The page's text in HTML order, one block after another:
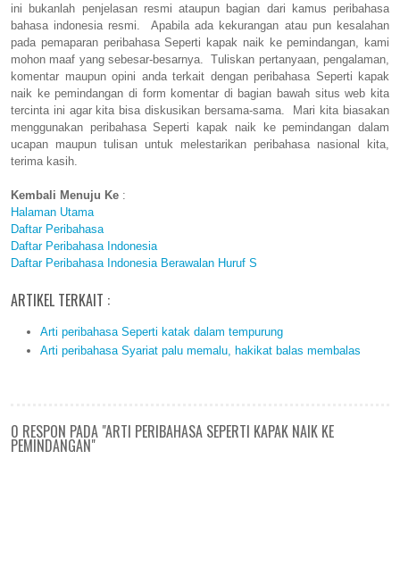
ini bukanlah penjelasan resmi ataupun bagian dari kamus peribahasa
bahasa indonesia resmi. Apabila ada kekurangan atau pun kesalahan
pada pemaparan peribahasa Seperti kapak naik ke pemindangan, kami
mohon maaf yang sebesar-besarnya. Tuliskan pertanyaan, pengalaman,
komentar maupun opini anda terkait dengan peribahasa Seperti kapak
naik ke pemindangan di form komentar di bagian bawah situs web kita
tercinta ini agar kita bisa diskusikan bersama-sama. Mari kita biasakan
menggunakan peribahasa Seperti kapak naik ke pemindangan dalam
ucapan maupun tulisan untuk melestarikan peribahasa nasional kita,
terima kasih.
Kembali Menuju Ke :
Halaman Utama
Daftar Peribahasa
Daftar Peribahasa Indonesia
Daftar Peribahasa Indonesia Berawalan Huruf S
ARTIKEL TERKAIT :
Arti peribahasa Seperti katak dalam tempurung
Arti peribahasa Syariat palu memalu, hakikat balas membalas
0 RESPON PADA "ARTI PERIBAHASA SEPERTI KAPAK NAIK KE
PEMINDANGAN"